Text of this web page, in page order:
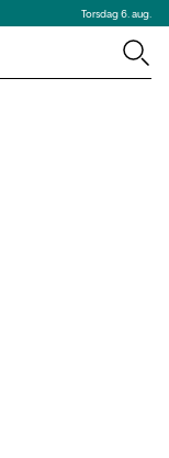
Torsdag 6. aug.